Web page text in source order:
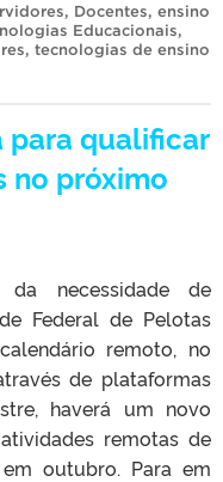
, Docentes, ensino
Educacionais,
, tecnologias de ensino
para qualificar
no próximo
necessidade de
Federal de Pelotas
remoto, no
de plataformas
haverá um novo
remotas de
outubro. Para em